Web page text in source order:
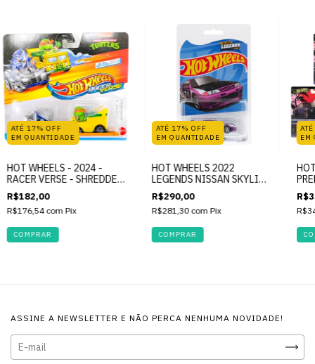
ATÉ 17% OFF
EM QUANTIDADE
HOT WHEELS - 2024 -
RACER VERSE - SHREDDER
& MICHELANGELO -
NICKELODEON - TURTLES
R$182,00
R$176,54 com Pix
ATÉ 17% OFF
EM QUANTIDADE
HOT WHEELS 2022
LEGENDS NISSAN SKYLINE
GT-R (R32)
R$290,00
R$281,30 com Pix
EM
ASSINE A NEWSLETTER E NÃO PERCA NENHUMA NOVIDADE!